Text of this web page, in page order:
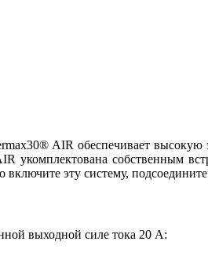
AIR обеспечивает
укомплектована собственным
включите эту систему,
выходной силе тока 20 A: